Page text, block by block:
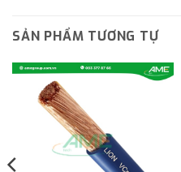
SẢN PHẨM TƯƠNG TỰ